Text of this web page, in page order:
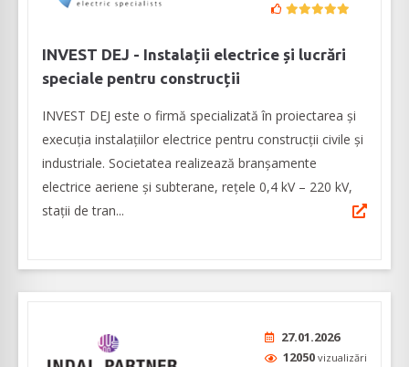
INVEST DEJ - Instalații electrice și lucrări
speciale pentru construcții
INVEST DEJ este o firmă specializată în proiectarea și
execuția instalațiilor electrice pentru construcţii civile şi
industriale. Societatea realizează branşamente
electrice aeriene şi subterane, rețele 0,4 kV – 220 kV,
stații de tran...
27.01.2026
12050 vizualizări